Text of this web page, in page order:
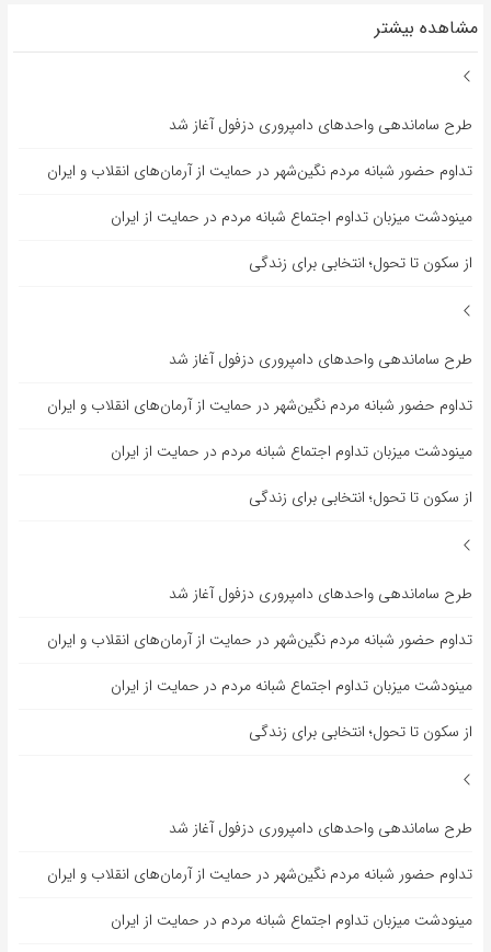
مشاهده بیشتر
طرح ساماندهی واحدهای دامپروری دزفول آغاز شد
تداوم حضور شبانه مردم نگین‌شهر در حمایت از آرمان‌های انقلاب و ایران
مینودشت میزبان تداوم اجتماع شبانه مردم در حمایت از ایران
از سکون تا تحول؛ انتخابی برای زندگی
طرح ساماندهی واحدهای دامپروری دزفول آغاز شد
تداوم حضور شبانه مردم نگین‌شهر در حمایت از آرمان‌های انقلاب و ایران
مینودشت میزبان تداوم اجتماع شبانه مردم در حمایت از ایران
از سکون تا تحول؛ انتخابی برای زندگی
طرح ساماندهی واحدهای دامپروری دزفول آغاز شد
تداوم حضور شبانه مردم نگین‌شهر در حمایت از آرمان‌های انقلاب و ایران
مینودشت میزبان تداوم اجتماع شبانه مردم در حمایت از ایران
از سکون تا تحول؛ انتخابی برای زندگی
طرح ساماندهی واحدهای دامپروری دزفول آغاز شد
تداوم حضور شبانه مردم نگین‌شهر در حمایت از آرمان‌های انقلاب و ایران
مینودشت میزبان تداوم اجتماع شبانه مردم در حمایت از ایران